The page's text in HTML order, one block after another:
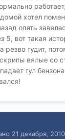
хотел
опять
5, вот такая
резво гудит,
вялые со
гул
21 декабря, 2010